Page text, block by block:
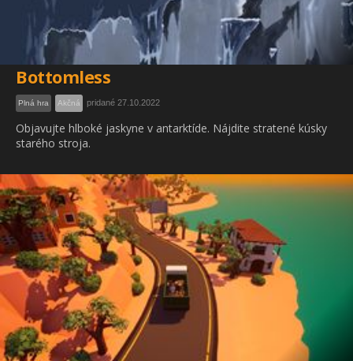
Bottomless
Plná hra Akčná pridané 27.10.2022
Objavujte hlboké jaskyne v antarktíde. Nájdite stratené kúsky
starého stroja.